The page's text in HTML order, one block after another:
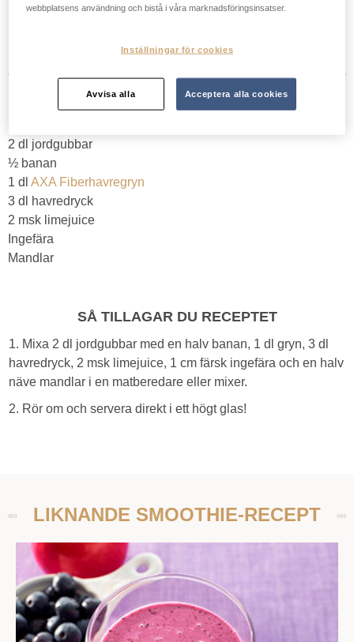
Tillagningstid: 5 minuter 1 smoothie
2 dl jordgubbar
½ banan
1 dl AXA Fiberhavregryn
3 dl havredryck
2 msk limejuice
Ingefära
Mandlar
SÅ TILLAGAR DU RECEPTET
1. Mixa 2 dl jordgubbar med en halv banan, 1 dl gryn, 3 dl
havredryck, 2 msk limejuice, 1 cm färsk ingefära och en halv
näve mandlar i en matberedare eller mixer.
2. Rör om och servera direkt i ett högt glas!
LIKNANDE SMOOTHIE-RECEPT
webbplatsens användning och bistå i våra marknadsföringsinsatser.
Inställningar för cookies
Avvisa alla Acceptera alla cookies